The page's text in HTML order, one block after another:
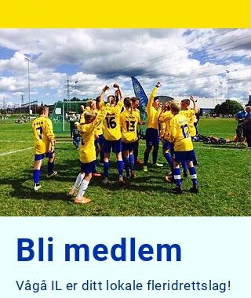
Bli medlem
Vågå IL er ditt lokale fleridrettslag!